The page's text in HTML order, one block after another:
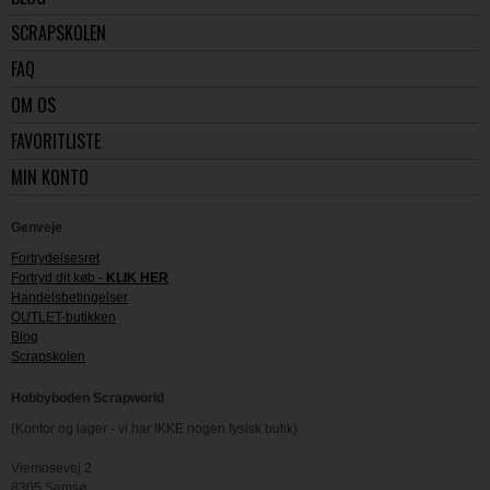
SCRAPSKOLEN
FAQ
OM OS
FAVORITLISTE
MIN KONTO
Genveje
Fortrydelsesret
Fortryd dit køb - KLIK HER
Handelsbetingelser
OUTLET-butikken
Blog
Scrapskolen
Hobbyboden Scrapworld
(Kontor og lager - vi har IKKE nogen fysisk butik)
Viemosevej 2